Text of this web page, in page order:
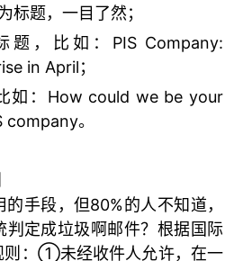
标题，一目了然；
，比如：PIS Company:
in April；
如：How could we be your
。
手段，但80%的人不知道，
判定成垃圾啊邮件？根据国际
则：①未经收件人允许，在一